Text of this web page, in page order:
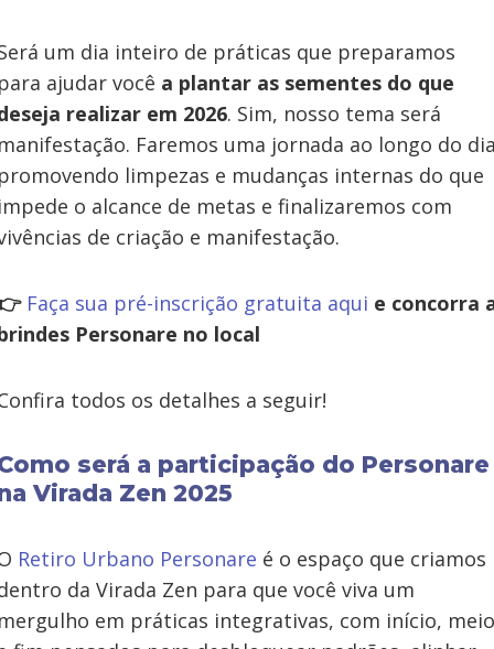
um dia inteiro de práticas que preparamos
ajudar você a plantar as sementes do que
realizar em 2026. Sim, nosso tema será
Faremos uma jornada ao longo do
limpezas e mudanças internas do que
o alcance de metas e finalizaremos com
de criação e manifestação.
Faça sua pré-inscrição gratuita aqui e concorra
Personare no local
todos os detalhes a seguir!
será a participação do Personare
Virada Zen 2025
Retiro Urbano Personare é o espaço que criamos
da Virada Zen para que você viva um
em práticas integrativas, com início, meio